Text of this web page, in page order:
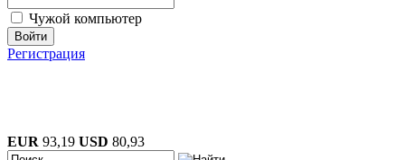
Чужой компьютер
Войти
Регистрация
EUR 93,19 USD 80,93